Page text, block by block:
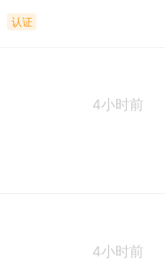
认证
4小时前
4小时前